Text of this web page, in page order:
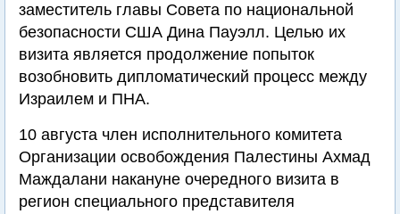
заместитель главы Совета по национальной
безопасности США Дина Пауэлл. Целью их
визита является продолжение попыток
возобновить дипломатический процесс между
Израилем и ПНА.
10 августа член исполнительного комитета
Организации освобождения Палестины Ахмад
Маждалани накануне очередного визита в
регион специального представителя